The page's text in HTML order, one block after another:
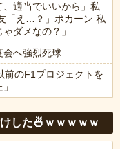
適当でいいから」私
「え…？」ポカーン 私
ダメなの？」
会へ強烈死球
前のF1プロジェクトを
した🍜ｗｗｗｗｗ